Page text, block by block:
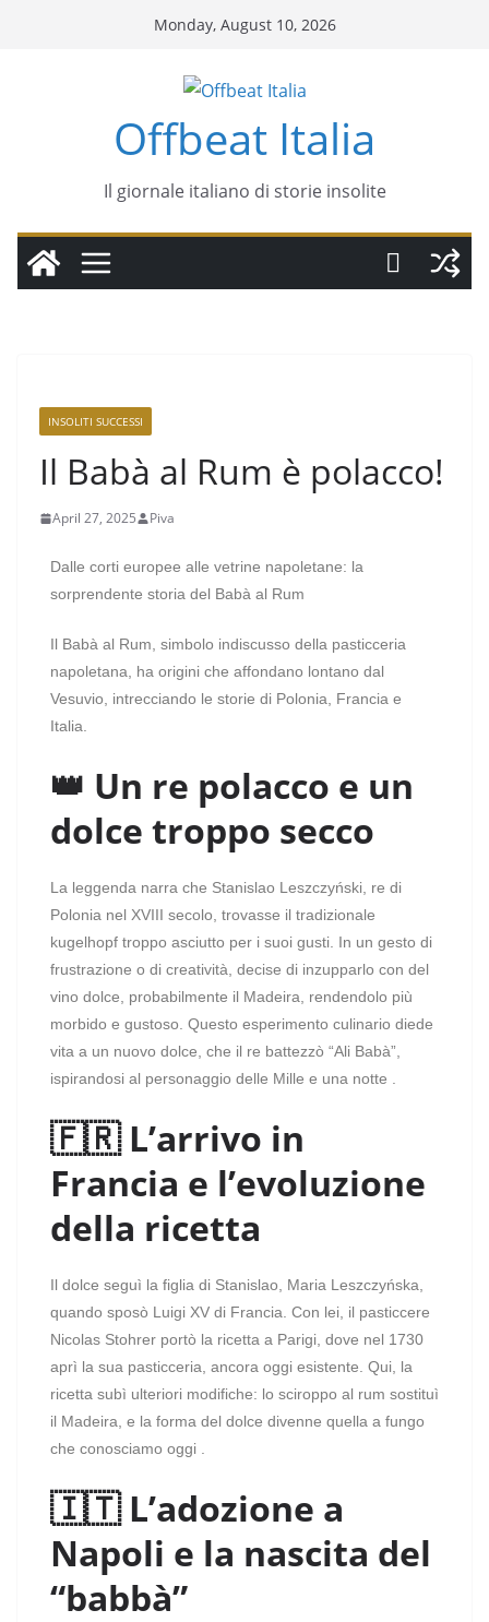
Monday, August 10, 2026
Offbeat Italia
Il giornale italiano di storie insolite
INSOLITI SUCCESSI
Il Babà al Rum è polacco!
April 27, 2025 Piva
Dalle corti europee alle vetrine napoletane: la
sorprendente storia del Babà al Rum
Il Babà al Rum, simbolo indiscusso della pasticceria
napoletana, ha origini che affondano lontano dal
Vesuvio, intrecciando le storie di Polonia, Francia e
Italia.
👑 Un re polacco e un
dolce troppo secco
La leggenda narra che Stanislao Leszczyński, re di
Polonia nel XVIII secolo, trovasse il tradizionale
kugelhopf troppo asciutto per i suoi gusti. In un gesto di
frustrazione o di creatività, decise di inzupparlo con del
vino dolce, probabilmente il Madeira, rendendolo più
morbido e gustoso. Questo esperimento culinario diede
vita a un nuovo dolce, che il re battezzò “Ali Babà”,
ispirandosi al personaggio delle Mille e una notte .
🇫🇷 L’arrivo in
Francia e l’evoluzione
della ricetta
Il dolce seguì la figlia di Stanislao, Maria Leszczyńska,
quando sposò Luigi XV di Francia. Con lei, il pasticcere
Nicolas Stohrer portò la ricetta a Parigi, dove nel 1730
aprì la sua pasticceria, ancora oggi esistente. Qui, la
ricetta subì ulteriori modifiche: lo sciroppo al rum sostituì
il Madeira, e la forma del dolce divenne quella a fungo
che conosciamo oggi .
🇮🇹 L’adozione a
Napoli e la nascita del
“babbà”